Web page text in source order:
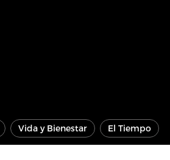
Vida y Bienestar El Tiempo